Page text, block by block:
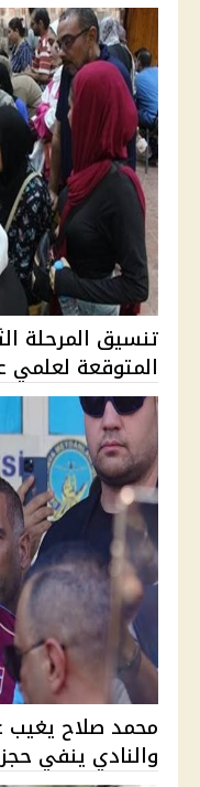
المتوقعة لعلمي
محمد صلاح يغيب
والنادي ينفي